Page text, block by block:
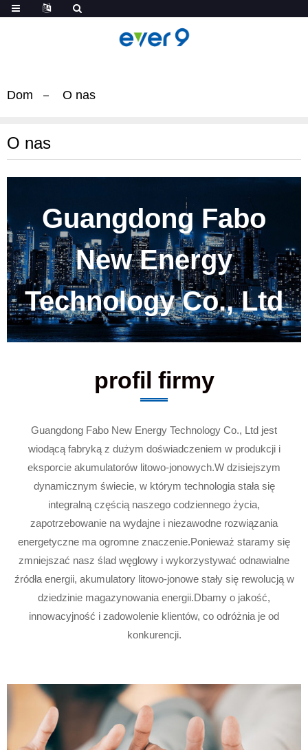
Dom O nas
O nas
Guangdong Fabo
New Energy
Technology Co., Ltd
profil firmy
Guangdong Fabo New Energy Technology Co., Ltd jest
wiodącą fabryką z dużym doświadczeniem w produkcji i
eksporcie akumulatorów litowo-jonowych.W dzisiejszym
dynamicznym świecie, w którym technologia stała się
integralną częścią naszego codziennego życia,
zapotrzebowanie na wydajne i niezawodne rozwiązania
energetyczne ma ogromne znaczenie.Ponieważ staramy się
zmniejszać nasz ślad węglowy i wykorzystywać odnawialne
źródła energii, akumulatory litowo-jonowe stały się rewolucją w
dziedzinie magazynowania energii.Dbamy o jakość,
innowacyjność i zadowolenie klientów, co odróżnia je od
konkurencji.